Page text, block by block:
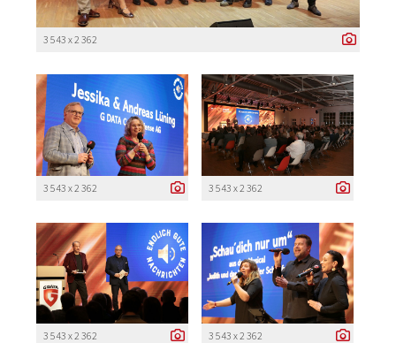
3 543 x 2 362
3 543 x 2 362 3 543 x 2 362
3 543 x 2 362 3 543 x 2 362